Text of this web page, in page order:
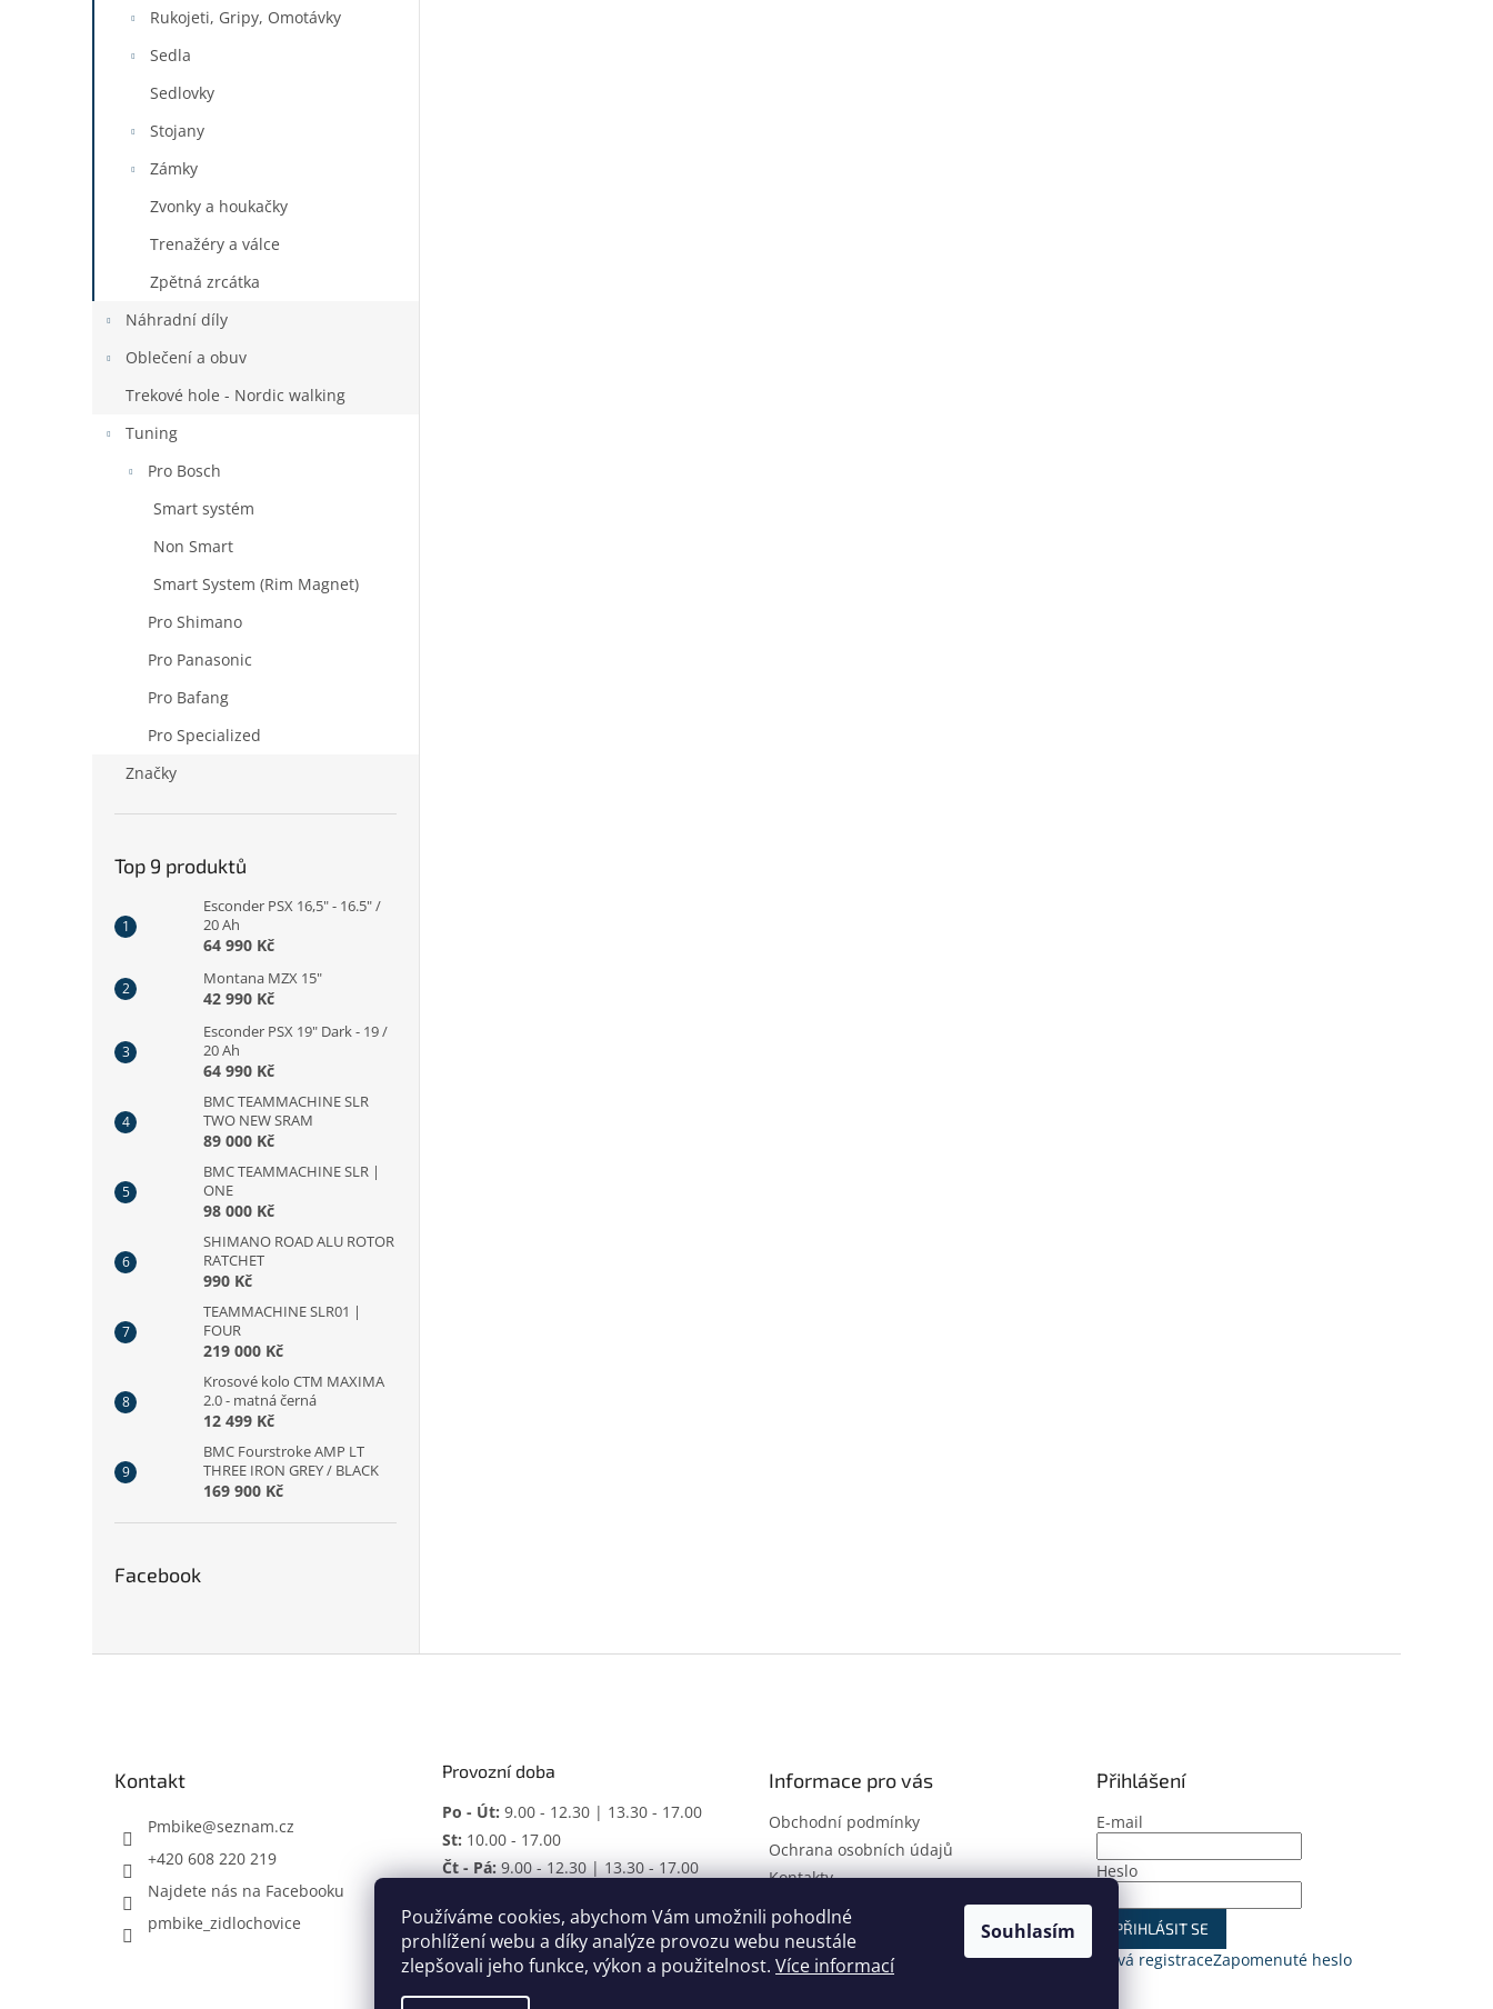
Používáme cookies, abychom Vám umožnili pohodlné
prohlížení webu a díky analýze provozu webu neustále
zlepšovali jeho funkce, výkon a použitelnost. Více informací
Souhlasím
Rukojeti, Gripy, Omotávky
Sedla
Sedlovky
Stojany
Zámky
Zvonky a houkačky
Trenažéry a válce
Zpětná zrcátka
Náhradní díly
Oblečení a obuv
Trekové hole - Nordic walking
Tuning
Pro Bosch
Smart systém
Non Smart
Smart System (Rim Magnet)
Pro Shimano
Pro Panasonic
Pro Bafang
Pro Specialized
Značky
Top 9 produktů
Esconder PSX 16,5" - 16.5" /
20 Ah
64 990 Kč
Montana MZX 15"
42 990 Kč
Esconder PSX 19" Dark - 19 /
20 Ah
64 990 Kč
BMC TEAMMACHINE SLR
TWO NEW SRAM
89 000 Kč
BMC TEAMMACHINE SLR |
ONE
98 000 Kč
SHIMANO ROAD ALU ROTOR
RATCHET
990 Kč
TEAMMACHINE SLR01 |
FOUR
219 000 Kč
Krosové kolo CTM MAXIMA
2.0 - matná černá
12 499 Kč
BMC Fourstroke AMP LT
THREE IRON GREY / BLACK
169 900 Kč
Facebook
Kontakt
Pmbike@seznam.cz
+420 608 220 219
Najdete nás na Facebooku
pmbike_zidlochovice
Provozní doba
Po - Út: 9.00 - 12.30 | 13.30 - 17.00
St: 10.00 - 17.00
Čt - Pá:9.00 - 12.30 | 13.30 - 17.00
Mimo pracovní dobu dle domluvy.
Informace pro vás
Obchodní podmínky
Ochrana osobních údajů
Kontakty
Přihlášení
E-mail
Heslo
PŘIHLÁSIT SE
Nová registraceZapomenuté heslo